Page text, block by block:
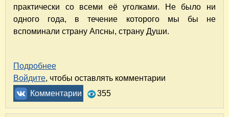
практически со всеми её уголками. Не было ни
одного года, в течение которого мы бы не
вспоминали страну Апсны, страну Души.
Подробнее
Войдите, чтобы оставлять комментарии
Комментарии
355